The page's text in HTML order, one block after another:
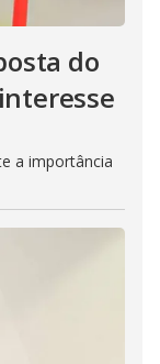
do
a importância